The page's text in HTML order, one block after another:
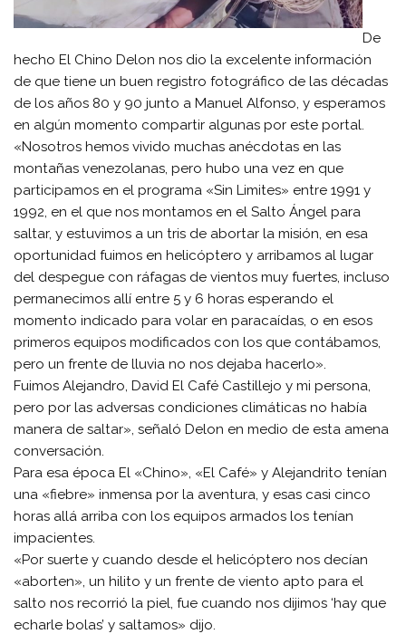
De
hecho El Chino Delon nos dio la excelente información
de que tiene un buen registro fotográfico de las décadas
de los años 80 y 90 junto a Manuel Alfonso, y esperamos
en algún momento compartir algunas por este portal.
«Nosotros hemos vivido muchas anécdotas en las
montañas venezolanas, pero hubo una vez en que
participamos en el programa «Sin Limites» entre 1991 y
1992, en el que nos montamos en el Salto Ángel para
saltar, y estuvimos a un tris de abortar la misión, en esa
oportunidad fuimos en helicóptero y arribamos al lugar
del despegue con ráfagas de vientos muy fuertes, incluso
permanecimos allí entre 5 y 6 horas esperando el
momento indicado para volar en paracaídas, o en esos
primeros equipos modificados con los que contábamos,
pero un frente de lluvia no nos dejaba hacerlo».
Fuimos Alejandro, David El Café Castillejo y mi persona,
pero por las adversas condiciones climáticas no había
manera de saltar», señaló Delon en medio de esta amena
conversación.
Para esa época El «Chino», «El Café» y Alejandrito tenían
una «fiebre» inmensa por la aventura, y esas casi cinco
horas allá arriba con los equipos armados los tenían
impacientes.
«Por suerte y cuando desde el helicóptero nos decían
«aborten», un hilito y un frente de viento apto para el
salto nos recorrió la piel, fue cuando nos dijimos ‘hay que
echarle bolas’ y saltamos» dijo.